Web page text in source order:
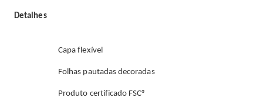
Detalhes
Capa flexível
Folhas pautadas decoradas
Produto certificado FSC®